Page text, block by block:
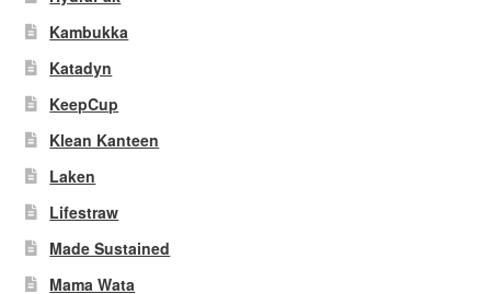
Kambukka
Katadyn
KeepCup
Klean Kanteen
Laken
Lifestraw
Made Sustained
Mama Wata